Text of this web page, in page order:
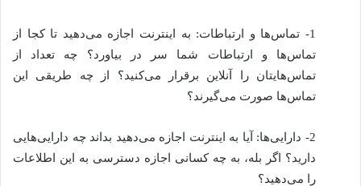
1- تماس‌ها و ارتباطات: به اینترنت اجازه می‌دهید تا کجا از
تماس‌ها و ارتباطات شما سر در بیاورد؟ چه تعداد از
تماس‌هایتان را آنلاین برقرار می‌کنید؟ از چه طریقی این
تماس‌ها صورت می‌گیرند؟
2- دارایی‌ها: آیا به اینترنت اجازه می‌دهید بداند چه دارایی‌هایی
دارید؟ اگر بله، به چه کسانی اجازه دسترسی به این اطلاعات
را می‌دهید؟